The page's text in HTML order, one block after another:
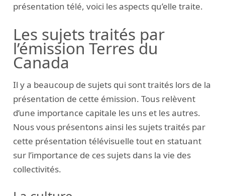
présentation télé, voici les aspects qu’elle traite.
Les sujets traités par
l’émission Terres du
Canada
Il y a beaucoup de sujets qui sont traités lors de la
présentation de cette émission. Tous relèvent
d’une importance capitale les uns et les autres.
Nous vous présentons ainsi les sujets traités par
cette présentation télévisuelle tout en statuant
sur l’importance de ces sujets dans la vie des
collectivités.